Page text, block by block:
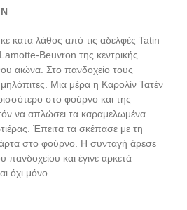
κατα λάθος από τις αδελφές Tatin
Beuvron της κεντρικής
αιώνα. Στο πανδοχείο τους
μηλόπιτες. Μια μέρα η Καρολίν Τατέν
στο φούρνο και της
να απλώσει τα καραμελωμένα
Έπειτα τα σκέπασε με τη
στο φούρνο. Η συνταγή άρεσε
και έγινε αρκετά
όχι μόνο.